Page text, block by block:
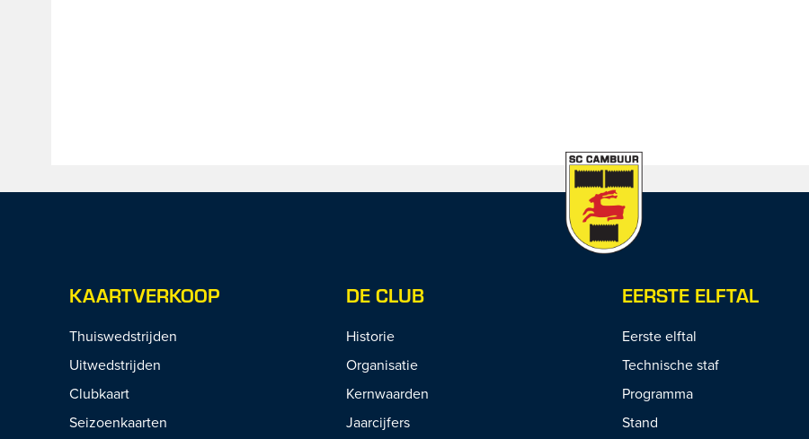
KAARTVERKOOP
Thuiswedstrijden
Uitwedstrijden
Clubkaart
Seizoenkaarten
DE CLUB
Historie
Organisatie
Kernwaarden
Jaarcijfers
EERSTE ELFTAL
Eerste elftal
Technische staf
Programma
Stand